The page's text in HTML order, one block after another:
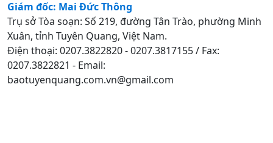
Giám đốc: Mai Đức Thông
Trụ sở Tòa soạn: Số 219, đường Tân Trào, phường Minh
Xuân, tỉnh Tuyên Quang, Việt Nam.
Điện thoại: 0207.3822820 - 0207.3817155 / Fax:
0207.3822821 - Email:
baotuyenquang.com.vn@gmail.com